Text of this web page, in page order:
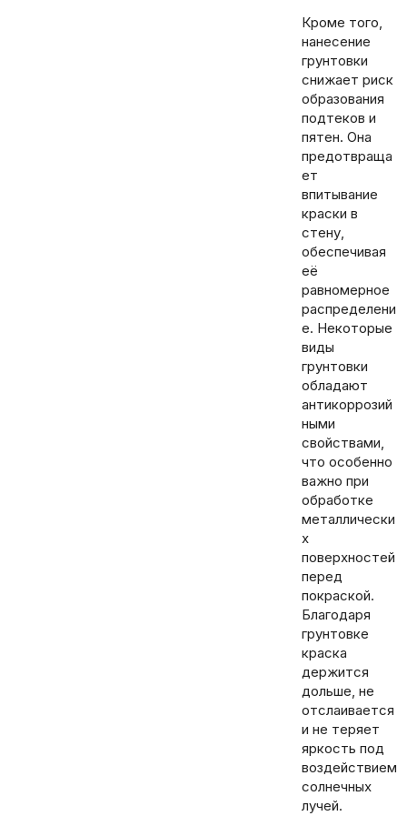
Кроме того,
нанесение
грунтовки
снижает риск
образования
подтеков и
пятен. Она
предотвраща
ет
впитывание
краски в
стену,
обеспечивая
её
равномерное
распределени
е. Некоторые
виды
грунтовки
обладают
антикоррозий
ными
свойствами,
что особенно
важно при
обработке
металлически
х
поверхностей
перед
покраской.
Благодаря
грунтовке
краска
держится
дольше, не
отслаивается
и не теряет
яркость под
воздействием
солнечных
лучей.